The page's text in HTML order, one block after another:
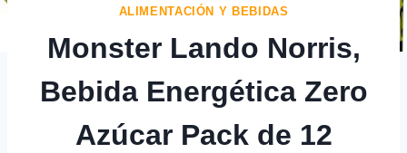
ALIMENTACIÓN Y BEBIDAS
Monster Lando Norris,
Bebida Energética Zero
Azúcar Pack de 12